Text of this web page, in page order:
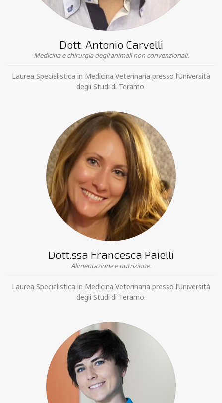
Dott. Antonio Carvelli
Medicina e chirurgia degli animali non convenzionali.
Laurea Specialistica in Medicina Veterinaria presso l’Università
degli Studi di Teramo.
Dott.ssa Francesca Paielli
Alimentazione e nutrizione.
Laurea Specialistica in Medicina Veterinaria presso l’Università
degli Studi di Teramo.